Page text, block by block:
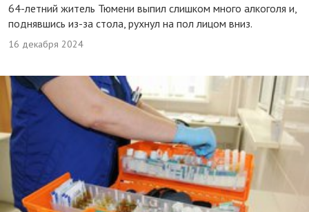
64-летний житель Тюмени выпил слишком много алкоголя и,
поднявшись из-за стола, рухнул на пол лицом вниз.
16 декабря 2024